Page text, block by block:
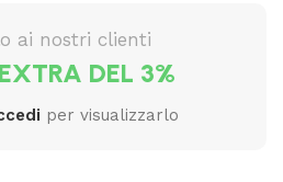
ai nostri clienti
DEL 3%
per visualizzarlo